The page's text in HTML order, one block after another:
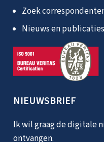
Zoek
Nieuws en publicaties
NIEUWSBRIEF
Ik wil graag de digitale
ontvangen.